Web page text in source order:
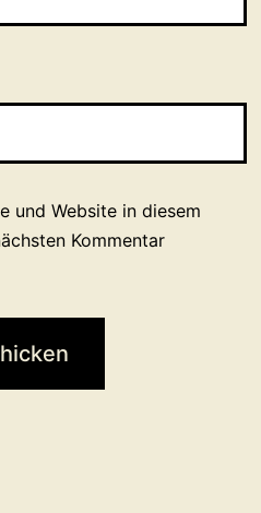
und Website in diesem
Kommentar